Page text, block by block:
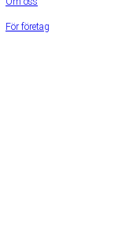
För företag